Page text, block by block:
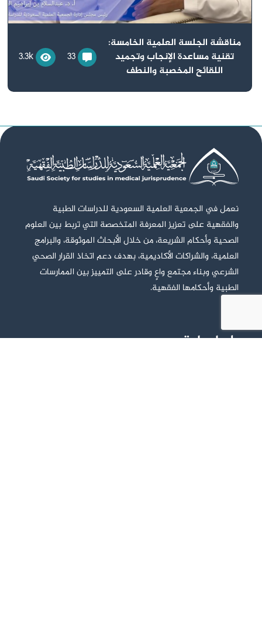
مناقشة الجلسة العلمية الخامسة:
تقنية مساعدة الإنجاب وتجميد
اللقائح المخصبة والنطف
33
3.3k
نعمل في الجمعية العلمية السعودية للدراسات الطبية
والفقهية على تعزيز المعرفة المتخصصة التي تربط بين العلوم
الصحية وأحكام الشريعة، من خلال الأبحاث الموثوقة، والبرامج
العلمية، والشراكات الأكاديمية، بهدف دعم اتخاذ القرار الصحي
الشرعي وبناء مجتمع واعٍ وقادر على التمييز بين الممارسات
الطبية وأحكامها الفقهية.
روابط هامة